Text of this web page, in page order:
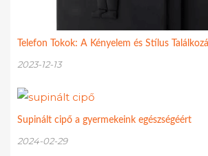
Telefon Tokok: A Kényelem és Stílus
2023-12-13
Supinált cipő a gyermekeink egészségéért
2024-02-29